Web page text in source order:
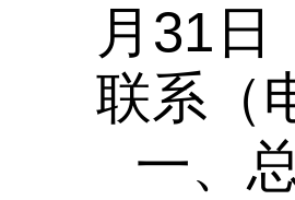
月31
联系（
一、